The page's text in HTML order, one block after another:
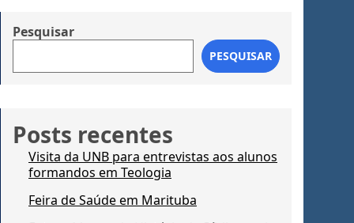
Pesquisar
PESQUISAR
Posts recentes
Visita da UNB para entrevistas aos alunos
formandos em Teologia
Feira de Saúde em Marituba